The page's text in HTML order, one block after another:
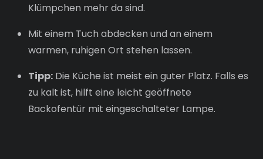
Klümpchen mehr da sind.
Mit einem Tuch abdecken und an einem
warmen, ruhigen Ort stehen lassen.
Tipp: Die Küche ist meist ein guter Platz. Falls es
zu kalt ist, hilft eine leicht geöffnete
Backofentür mit eingeschalteter Lampe.